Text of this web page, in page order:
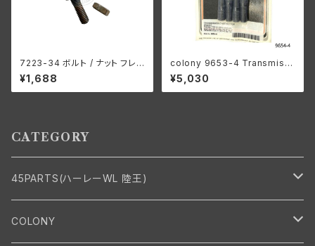
7223-34 ボルト / ナット フレ
ームクランプ 2個入り ハーレー
ダビッドソン WLA WLC
¥1,688
colony 9653-4 Transmissi
on case bottom stud kit
¥5,030
CATEGORY
45PARTS(ハーレーWL 陸王)
エンジン
COLONY